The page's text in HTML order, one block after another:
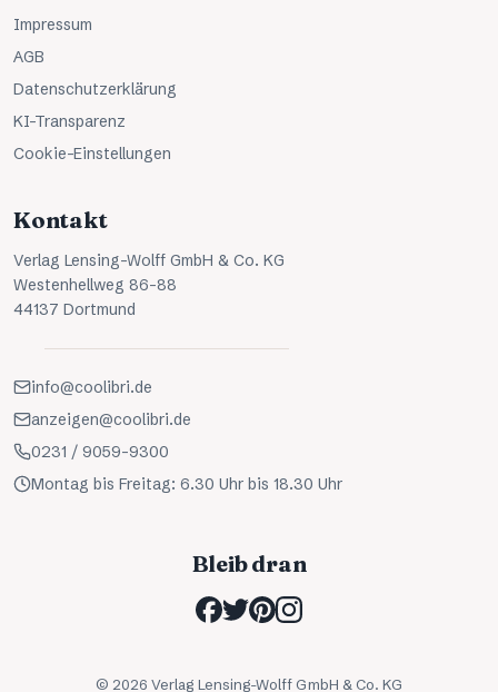
Impressum
AGB
Datenschutzerklärung
KI-Transparenz
Cookie-Einstellungen
Kontakt
Verlag Lensing-Wolff GmbH & Co. KG
Westenhellweg 86-88
44137 Dortmund
info@coolibri.de
anzeigen@coolibri.de
0231 / 9059-9300
Montag bis Freitag: 6.30 Uhr bis 18.30 Uhr
Bleib dran
© 2026 Verlag Lensing-Wolff GmbH & Co. KG